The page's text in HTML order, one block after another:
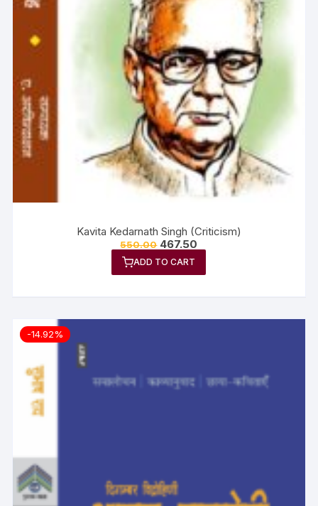
Kavita Kedarnath Singh (Criticism)
550.00 467.50
ADD TO CART
-14.92%